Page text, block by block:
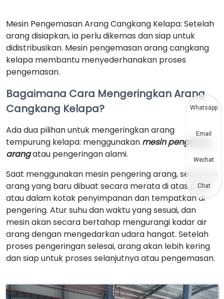
Mesin Pengemasan Arang Cangkang Kelapa: Setelah
arang disiapkan, ia perlu dikemas dan siap untuk
didistribusikan. Mesin pengemasan arang cangkang
kelapa membantu menyederhanakan proses
pengemasan.
Bagaimana Cara Mengeringkan Arang
Cangkang Kelapa?
Ada dua pilihan untuk mengeringkan arang
tempurung kelapa: menggunakan mesin pengering
arangatau pengeringan alami.
Saat menggunakan mesin pengering arang, sebarkan
arang yang baru dibuat secara merata di atas palet
atau dalam kotak penyimpanan dan tempatkan di
pengering. Atur suhu dan waktu yang sesuai, dan
mesin akan secara bertahap mengurangi kadar air
arang dengan mengedarkan udara hangat. Setelah
proses pengeringan selesai, arang akan lebih kering
dan siap untuk proses selanjutnya atau pengemasan.
Whatsapp
Email
Wechat
Chat